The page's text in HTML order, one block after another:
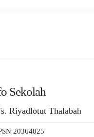
Sekolah
Riyadlotut Thalabah
20364025